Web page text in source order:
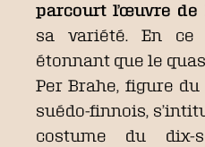
parcourt l’œuvre de
sa variété. En ce
étonnant que le
Per Brahe, figure
suédo-finnois,
costume du dix-